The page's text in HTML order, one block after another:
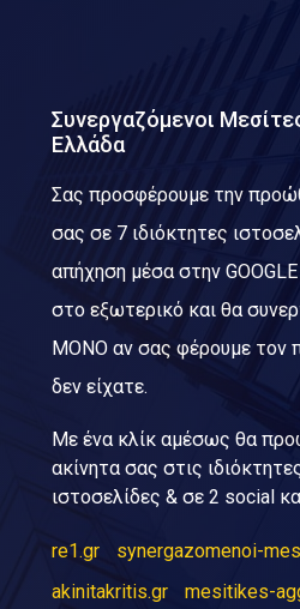
Συνεργαζόμενοι
Ελλάδα
Σας προσφέρουμε την
σας σε 7 ιδιόκτητες
απήχηση μέσα στην
στο εξωτερικό και θα
ΜΟΝΟ αν σας φέρουμε τον
δεν είχατε.
Με ένα κλίκ αμέσως θα
ακίνητα σας στις
ιστοσελίδες & σε 2 social
re1.gr
synergazomenoi-
akinitakritis.gr
mesitikes-